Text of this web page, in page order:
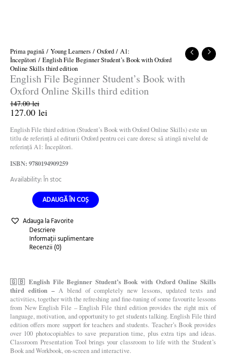
Prima pagină / Young Learners / Oxford / A1:
Începători / English File Beginner Student’s Book with Oxford
Online Skills third edition
English File Beginner Student’s Book with
Oxford Online Skills third edition
147.00lei
127.00 lei
English File third edition (Student’s Book with Oxford Online Skills) este un
titlu de referință al editurii Oxford pentru cei care doresc să atingă nivelul de
referință A1: Începători.
ISBN: 9780194909259
Availability: În stoc
ADAUGĂ ÎN COȘ
Adauga la Favorite
Descriere
Informații suplimentare
Recenzii (0)
🇬🇧 English File Beginner Student’s Book with Oxford Online Skills
third edition – A blend of completely new lessons, updated texts and
activities, together with the refreshing and fine-tuning of some favourite lessons
from New English File – English File third edition provides the right mix of
language, motivation, and opportunity to get students talking. English File third
edition offers more support for teachers and students. Teacher’s Book provides
over 100 photocopiables to save preparation time, plus extra tips and ideas.
Classroom Presentation Tool brings your classroom to life with the Student’s
Book and Workbook, on-screen and interactive.